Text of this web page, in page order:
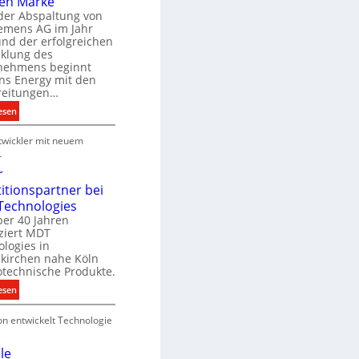
ek
Abspaltung von
AG im Jahr
der erfolgreichen
des
beginnt
Energy mit den
:
S
i
e
n
s
E
n
e
r
g
y
w
mit neuem
bei
40 Jahren
MDT
in
nahe Köln
Produkte.
:
N
e
entwickelt Technologie